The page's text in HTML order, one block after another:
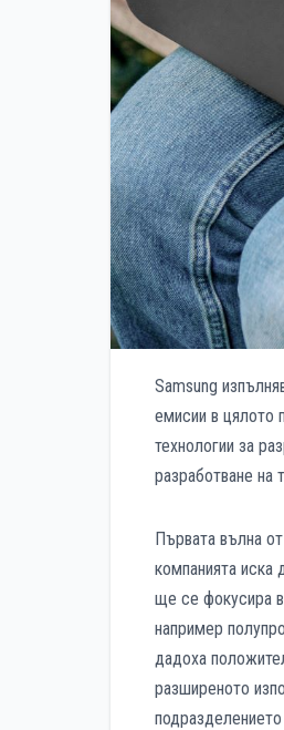
Samsung
емисии в цялото
технологии за
разработване на
Първата вълна
компанията иска
ще се фокусира
например
дадоха
разширеното